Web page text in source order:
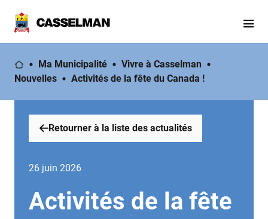
Ma Municipalité
Vivre à Casselman
Nouvelles
Activités de la fête du Canada !
Retourner à la liste des actualités
26 juin 2026
Activités de la fête